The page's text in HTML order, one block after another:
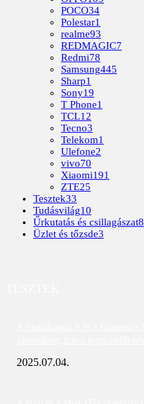
POCO34
Polestar1
realme93
REDMAGIC7
Redmi78
Samsung445
Sharp1
Sony19
T Phone1
TCL12
Tecno3
Telekom1
Ulefone2
vivo70
Xiaomi191
ZTE25
Tesztek33
Tudásvilág10
Űrkutatás és csillagászat8
Üzlet és tőzsde3
2025.07.04.